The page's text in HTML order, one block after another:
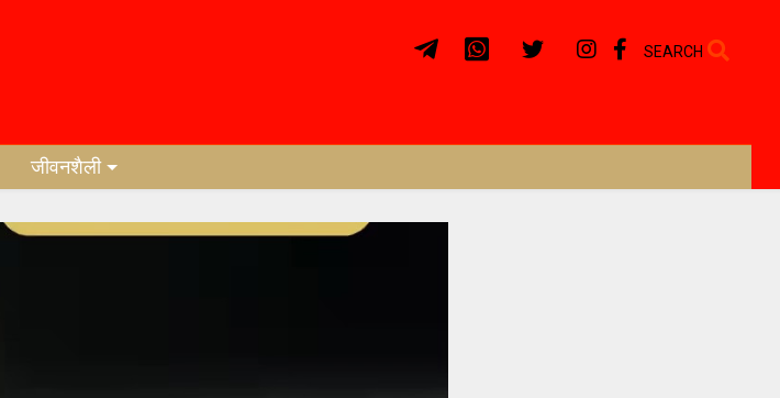
SEARCH
जीवनशैली